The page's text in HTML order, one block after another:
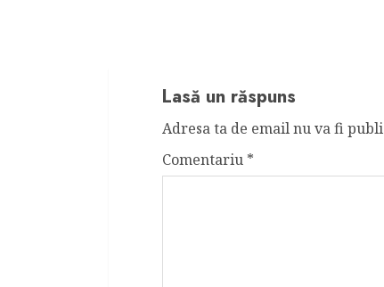
Lasă un răspuns
Adresa ta de email nu va fi
Comentariu *